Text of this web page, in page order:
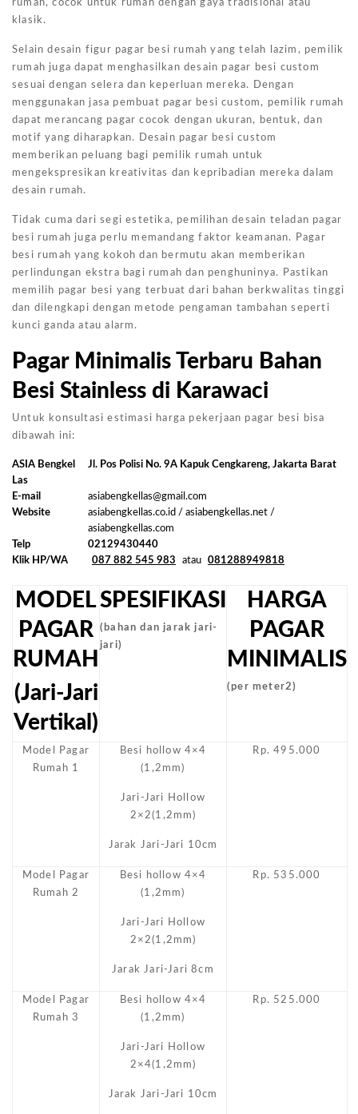
rumah, cocok untuk rumah dengan gaya tradisional atau
klasik.
Selain desain figur pagar besi rumah yang telah lazim, pemilik
rumah juga dapat menghasilkan desain pagar besi custom
sesuai dengan selera dan keperluan mereka. Dengan
menggunakan jasa pembuat pagar besi custom, pemilik rumah
dapat merancang pagar cocok dengan ukuran, bentuk, dan
motif yang diharapkan. Desain pagar besi custom
memberikan peluang bagi pemilik rumah untuk
mengekspresikan kreativitas dan kepribadian mereka dalam
desain rumah.
Tidak cuma dari segi estetika, pemilihan desain teladan pagar
besi rumah juga perlu memandang faktor keamanan. Pagar
besi rumah yang kokoh dan bermutu akan memberikan
perlindungan ekstra bagi rumah dan penghuninya. Pastikan
memilih pagar besi yang terbuat dari bahan berkwalitas tinggi
dan dilengkapi dengan metode pengaman tambahan seperti
kunci ganda atau alarm.
Pagar Minimalis Terbaru Bahan
Besi Stainless di Karawaci
Untuk konsultasi estimasi harga pekerjaan pagar besi bisa
dibawah ini:
ASIA Bengkel
Las
Jl. Pos Polisi No. 9A Kapuk Cengkareng, Jakarta Barat
E-mail
asiabengkellas@gmail.com
Website
asiabengkellas.co.id / asiabengkellas.net /
asiabengkellas.com
Telp
02129430440
Klik HP/WA
087 882 545 983 atau 081288949818
MODEL
PAGAR
RUMAH
(Jari-Jari
Vertikal)
SPESIFIKASI
(bahan dan jarak jari-
jari)
HARGA
PAGAR
MINIMALIS
(per meter2)
Model Pagar
Rumah 1
Besi hollow 4×4
(1,2mm)
Jari-Jari Hollow
2×2(1,2mm)
Jarak Jari-Jari 10cm
Rp. 495.000
Model Pagar
Rumah 2
Besi hollow 4×4
(1,2mm)
Jari-Jari Hollow
2×2(1,2mm)
Jarak Jari-Jari 8cm
Rp. 535.000
Model Pagar
Rumah 3
Besi hollow 4×4
(1,2mm)
Jari-Jari Hollow
2×4(1,2mm)
Jarak Jari-Jari 10cm
Rp. 525.000